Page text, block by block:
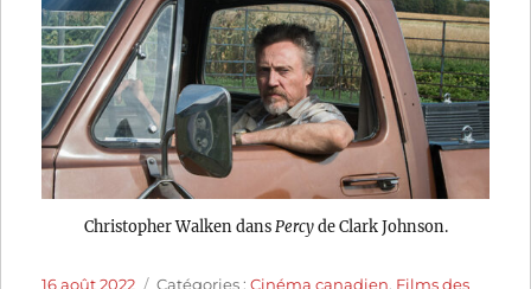
Christopher Walken dans Percyde Clark Johnson.
Publié
16 août 2022 Catégories
Catégories :Cinéma canadien, Films des